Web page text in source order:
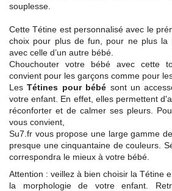
souplesse.
Cette Tétine est personnalisé avec le
choix pour plus de fun, pour ne plus la
avec celle d’un autre bébé.
Chouchouter votre bébé avec cette
convient pour les garçons comme pour
LesTétines pour bébé sont un
votre enfant. En effet, elles permettent
réconforter et de calmer ses pleurs.
vous convient,
Su7.fr vous propose une large gamme
presque une cinquantaine de couleurs.
correspondra le mieux à votre bébé.
Attention : veillez à bien choisir la Tétine
la morphologie de votre enfant.